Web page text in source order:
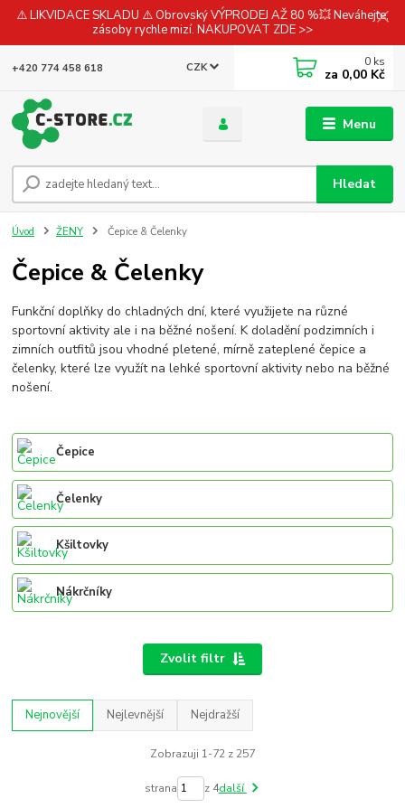
⚠️ LIKVIDACE SKLADU ⚠️ Obrovský VÝPRODEJ AŽ 80 %💥 Neváhejte,
zásoby rychle mizí. NAKUPOVAT ZDE >>
Menu
CZK
Hledat
+420 774 458 618 0 ks
za 0,00 Kč
Úvod ŽENY Čepice & Čelenky
Čepice & Čelenky
Funkční doplňky do chladných dní, které využijete na různé
sportovní aktivity ale i na běžné nošení. K doladění podzimních i
zimních outfitů jsou vhodné pletené, mírně zateplené čepice a
čelenky, které lze využít na lehké sportovní aktivity nebo na běžné
nošení.
Čepice
Čelenky
Kšiltovky
Nákrčníky
Zvolit filtr
Nejnovější Nejlevnější Nejdražší
Zobrazuji 1-72 z 257
strana z 4další